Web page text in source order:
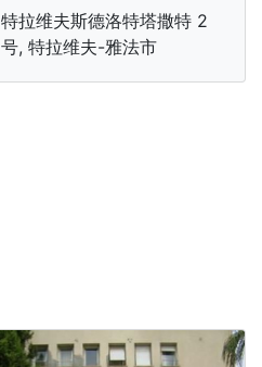
特拉维夫斯德洛特塔撒特 2
号, 特拉维夫-雅法市